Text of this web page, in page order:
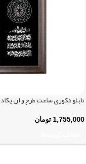
تابلو دکوری ساعت طرح و ان یکاد
1,755,000 تومان